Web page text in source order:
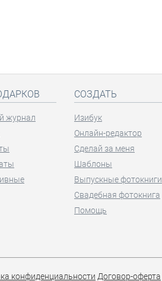
журнал
СОЗДАТЬ
Изибук
Онлайн-редактор
Сделай за меня
Шаблоны
Выпускные фотокниги
Свадебная фотокнига
Помощь
конфиденциальности Договор-оферта